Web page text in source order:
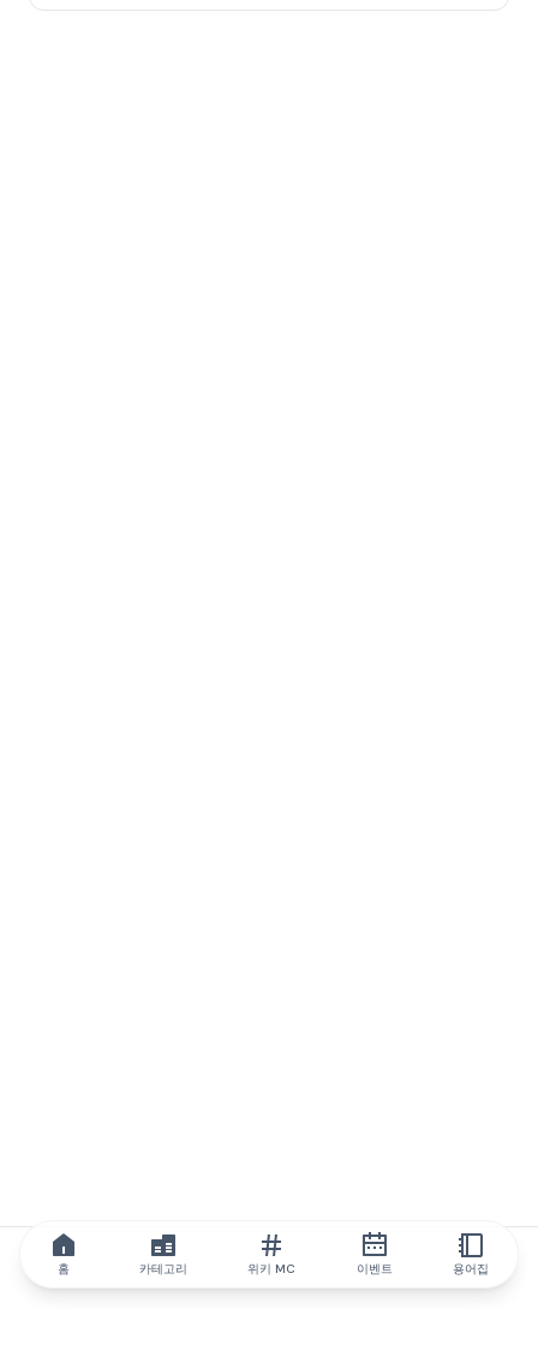
홈 카테고리 위키 MC 이벤트 용어집